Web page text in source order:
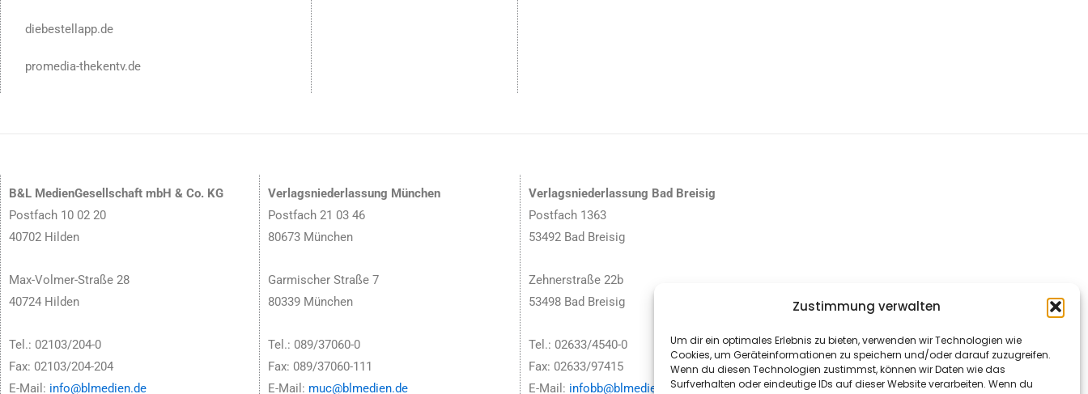
Zustimmung verwalten
Um dir ein optimales Erlebnis zu bieten, verwenden wir Technologien wie
Cookies, um Geräteinformationen zu speichern und/oder darauf zuzugreifen.
Wenn du diesen Technologien zustimmst, können wir Daten wie das
Surfverhalten oder eindeutige IDs auf dieser Website verarbeiten. Wenn du
diebestellapp.de
promedia-thekentv.de
B&L MedienGesellschaft mbH & Co. KG
Postfach 10 02 20
40702 Hilden
Max-Volmer-Straße 28
40724 Hilden
Tel.: 02103/204-0
Fax: 02103/204-204
E-Mail: info@blmedien.de
Verlagsniederlassung München
Postfach 21 03 46
80673 München
Garmischer Straße 7
80339 München
Tel.: 089/37060-0
Fax: 089/37060-111
E-Mail: muc@blmedien.de
Verlagsniederlassung Bad Breisig
Postfach 1363
53492 Bad Breisig
Zehnerstraße 22b
53498 Bad Breisig
Tel.: 02633/4540-0
Fax: 02633/97415
E-Mail: infobb@blmedien.de